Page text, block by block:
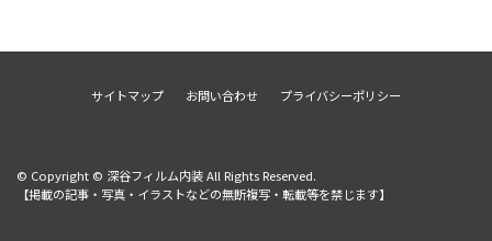
サイトマップ お問い合わせ プライバシーポリシー
© Copyright © 深谷フィルム内装 All Rights Reserved.
【掲載の記事・写真・イラストなどの無断複写・転載等を禁じます】